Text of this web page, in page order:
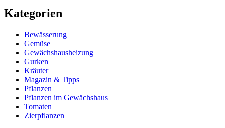
Kategorien
Bewässerung
Gemüse
Gewächshausheizung
Gurken
Kräuter
Magazin & Tipps
Pflanzen
Pflanzen im Gewächshaus
Tomaten
Zierpflanzen